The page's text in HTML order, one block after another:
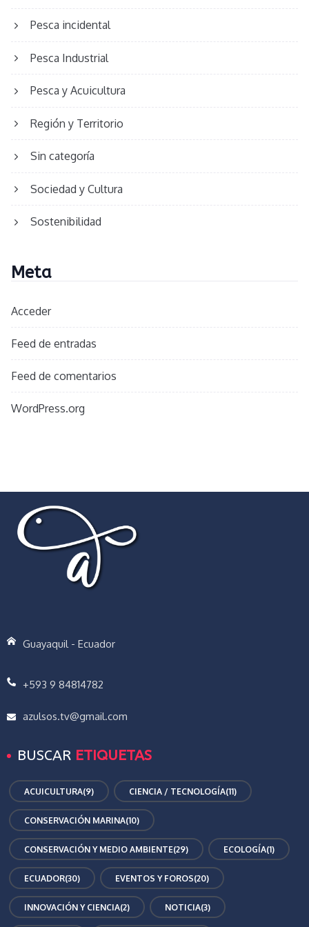
Pesca incidental
Pesca Industrial
Pesca y Acuicultura
Región y Territorio
Sin categoría
Sociedad y Cultura
Sostenibilidad
Meta
Acceder
Feed de entradas
Feed de comentarios
WordPress.org
Guayaquil - Ecuador
+593 9 84814782
azulsos.tv@gmail.com
BUSCAR ETIQUETAS
ACUICULTURA(9) CIENCIA / TECNOLOGÍA(11)
CONSERVACIÓN MARINA(10)
CONSERVACIÓN Y MEDIO AMBIENTE(29) ECOLOGÍA(1)
ECUADOR(30) EVENTOS Y FOROS(20)
INNOVACIÓN Y CIENCIA(2) NOTICIA(3)